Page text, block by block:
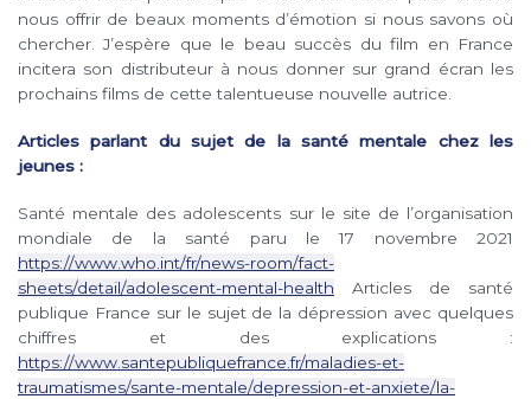
nous offrir de beaux moments d’émotion si nous savons où
chercher. J’espère que le beau succès du film en France
incitera son distributeur à nous donner sur grand écran les
prochains films de cette talentueuse nouvelle autrice.
Articles parlant du sujet de la santé mentale chez les
jeunes :
Santé mentale des adolescents sur le site de l’organisation
mondiale de la santé paru le 17 novembre 2021
https://www.who.int/fr/news-room/fact-
sheets/detail/adolescent-mental-health Articles de santé
publique France sur le sujet de la dépression avec quelques
chiffres et des explications :
https://www.santepubliquefrance.fr/maladies-et-
traumatismes/sante-mentale/depression-et-anxiete/la-